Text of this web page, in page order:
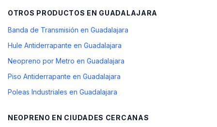
OTROS PRODUCTOS EN GUADALAJARA
Banda de Transmisión en Guadalajara
Hule Antiderrapante en Guadalajara
Neopreno por Metro en Guadalajara
Piso Antiderrapante en Guadalajara
Poleas Industriales en Guadalajara
NEOPRENO EN CIUDADES CERCANAS